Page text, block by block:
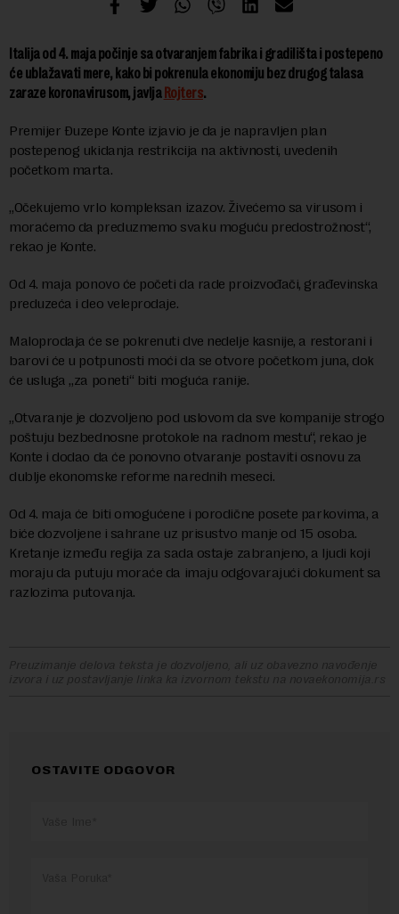
Italija od 4. maja počinje sa otvaranjem fabrika i gradilišta i postepeno
će ublažavati mere, kako bi pokrenula ekonomiju bez drugog talasa
zaraze koronavirusom, javlja Rojters.
Premijer Đuzepe Konte izjavio je da je napravljen plan
postepenog ukidanja restrikcija na aktivnosti, uvedenih
početkom marta.
„Očekujemo vrlo kompleksan izazov. Živećemo sa virusom i
moraćemo da preduzmemo svaku moguću predostrožnost“,
rekao je Konte.
Od 4. maja ponovo će početi da rade proizvođači, građevinska
preduzeća i deo veleprodaje.
Maloprodaja će se pokrenuti dve nedelje kasnije, a restorani i
barovi će u potpunosti moći da se otvore početkom juna, dok
će usluga „za poneti“ biti moguća ranije.
„Otvaranje je dozvoljeno pod uslovom da sve kompanije strogo
poštuju bezbednosne protokole na radnom mestu“, rekao je
Konte i dodao da će ponovno otvaranje postaviti osnovu za
dublje ekonomske reforme narednih meseci.
Od 4. maja će biti omogućene i porodične posete parkovima, a
biće dozvoljene i sahrane uz prisustvo manje od 15 osoba.
Kretanje između regija za sada ostaje zabranjeno, a ljudi koji
moraju da putuju moraće da imaju odgovarajući dokument sa
razlozima putovanja.
Preuzimanje delova teksta je dozvoljeno, ali uz obavezno navođenje
izvora i uz postavljanje linka ka izvornom tekstu na novaekonomija.rs
OSTAVITE ODGOVOR